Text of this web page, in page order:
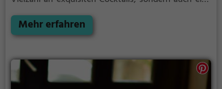
Ambiente ist modern und stilvoll, perfekt für einen
entspannten Abend mit Freunden oder einem
abwechslungsreiche Speisekarte und das breite
Angebot an Getränken machen das Le 43 zu einem
beliebten Treffpunkt für Feinschmecker und
Mehr erfahren